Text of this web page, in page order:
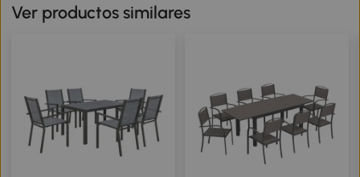
Ver productos similares